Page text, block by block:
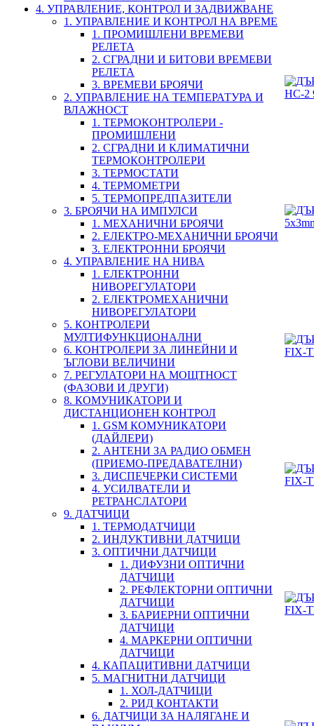
4. УПРАВЛЕНИЕ, КОНТРОЛ И ЗАДВИЖВАНЕ
1. УПРАВЛЕНИЕ И КОНТРОЛ НА ВРЕМЕ
1. ПРОМИШЛЕНИ ВРЕМЕВИ
РЕЛЕТА
2. СГРАДНИ И БИТОВИ ВРЕМЕВИ
РЕЛЕТА
3. ВРЕМЕВИ БРОЯЧИ
2. УПРАВЛЕНИЕ НА ТЕМПЕРАТУРА И
ВЛАЖНОСТ
1. ТЕРМОКОНТРОЛЕРИ -
ПРОМИШЛЕНИ
2. СГРАДНИ И КЛИМАТИЧНИ
ТЕРМОКОНТРОЛЕРИ
3. ТЕРМОСТАТИ
4. ТЕРМОМЕТРИ
5. ТЕРМОПРЕДПАЗИТЕЛИ
3. БРОЯЧИ НА ИМПУЛСИ
1. МЕХАНИЧНИ БРОЯЧИ
2. ЕЛЕКТРО-МЕХАНИЧНИ БРОЯЧИ
3. ЕЛЕКТРОННИ БРОЯЧИ
4. УПРАВЛЕНИЕ НА НИВА
1. ЕЛЕКТРОННИ
НИВОРЕГУЛАТОРИ
2. ЕЛЕКТРОМЕХАНИЧНИ
НИВОРЕГУЛАТОРИ
5. КОНТРОЛЕРИ
МУЛТИФУНКЦИОНАЛНИ
6. КОНТРОЛЕРИ ЗА ЛИНЕЙНИ И
ЪГЛОВИ ВЕЛИЧИНИ
7. РЕГУЛАТОРИ НА МОЩТНОСТ
(ФАЗОВИ И ДРУГИ)
8. КОМУНИКАТОРИ И
ДИСТАНЦИОНЕН КОНТРОЛ
1. GSM КОМУНИКАТОРИ
(ДАЙЛЕРИ)
2. АНТЕНИ ЗА РАДИО ОБМЕН
(ПРИЕМО-ПРЕДАВАТЕЛНИ)
3. ДИСПЕЧЕРКИ СИСТЕМИ
4. УСИЛВАТЕЛИ И
РЕТРАНСЛАТОРИ
9. ДАТЧИЦИ
1. ТЕРМОДАТЧИЦИ
2. ИНДУКТИВНИ ДАТЧИЦИ
3. ОПТИЧНИ ДАТЧИЦИ
1. ДИФУЗНИ ОПТИЧНИ
ДАТЧИЦИ
2. РЕФЛЕКТОРНИ ОПТИЧНИ
ДАТЧИЦИ
3. БАРИЕРНИ ОПТИЧНИ
ДАТЧИЦИ
4. МАРКЕРНИ ОПТИЧНИ
ДАТЧИЦИ
4. КАПАЦИТИВНИ ДАТЧИЦИ
5. МАГНИТНИ ДАТЧИЦИ
1. ХОЛ-ДАТЧИЦИ
2. РИД КОНТАКТИ
6. ДАТЧИЦИ ЗА НАЛЯГАНЕ И